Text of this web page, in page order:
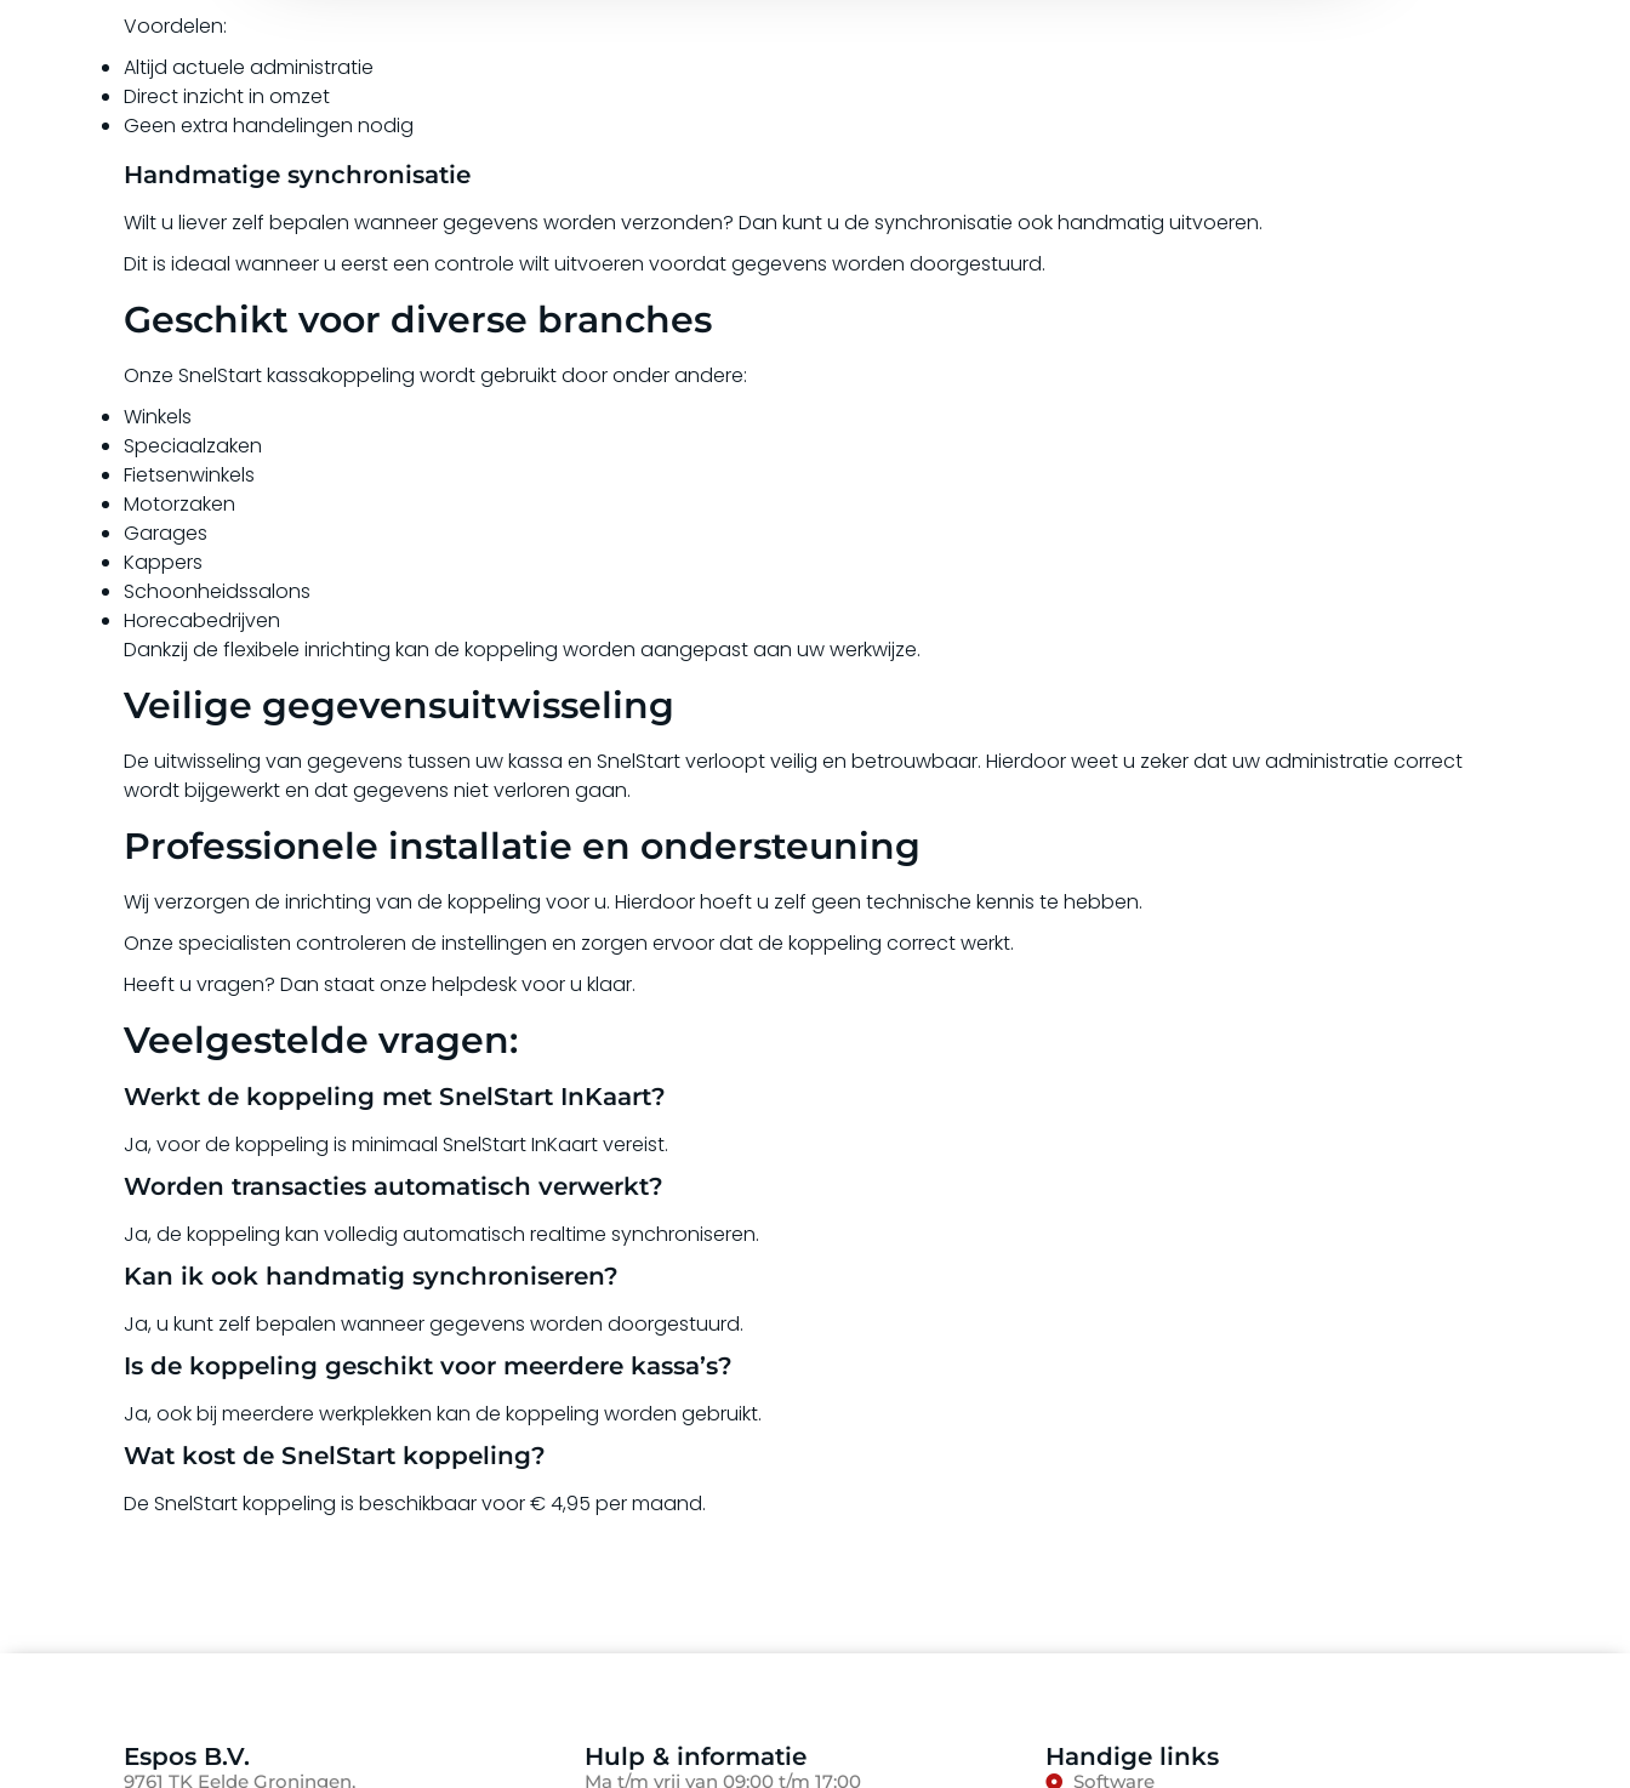
Voordelen:
Altijd actuele administratie
Direct inzicht in omzet
Geen extra handelingen nodig
Handmatige synchronisatie
Wilt u liever zelf bepalen wanneer gegevens worden verzonden? Dan kunt u de synchronisatie ook handmatig uitvoeren.
Dit is ideaal wanneer u eerst een controle wilt uitvoeren voordat gegevens worden doorgestuurd.
Geschikt voor diverse branches
Onze SnelStart kassakoppeling wordt gebruikt door onder andere:
Winkels
Speciaalzaken
Fietsenwinkels
Motorzaken
Garages
Kappers
Schoonheidssalons
Horecabedrijven
Dankzij de flexibele inrichting kan de koppeling worden aangepast aan uw werkwijze.
Veilige gegevensuitwisseling
De uitwisseling van gegevens tussen uw kassa en SnelStart verloopt veilig en betrouwbaar. Hierdoor weet u zeker dat uw administratie correct
wordt bijgewerkt en dat gegevens niet verloren gaan.
Professionele installatie en ondersteuning
Wij verzorgen de inrichting van de koppeling voor u. Hierdoor hoeft u zelf geen technische kennis te hebben.
Onze specialisten controleren de instellingen en zorgen ervoor dat de koppeling correct werkt.
Heeft u vragen? Dan staat onze helpdesk voor u klaar.
Veelgestelde vragen:
Werkt de koppeling met SnelStart InKaart?
Ja, voor de koppeling is minimaal SnelStart InKaart vereist.
Worden transacties automatisch verwerkt?
Ja, de koppeling kan volledig automatisch realtime synchroniseren.
Kan ik ook handmatig synchroniseren?
Ja, u kunt zelf bepalen wanneer gegevens worden doorgestuurd.
Is de koppeling geschikt voor meerdere kassa’s?
Ja, ook bij meerdere werkplekken kan de koppeling worden gebruikt.
Wat kost de SnelStart koppeling?
De SnelStart koppeling is beschikbaar voor € 4,95 per maand.
Espos B.V.
9761 TK Eelde Groningen,
Hulp & informatie
Ma t/m vrij van 09:00 t/m 17:00
Handige links
Software